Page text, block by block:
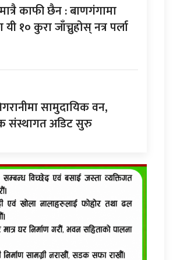
काफी छैन : बाणगंगामा
यी १० कुरा जाँच्नुहोस् नत्र पर्ला
सामुदायिक वन,
संस्थागत अडिट सुरु